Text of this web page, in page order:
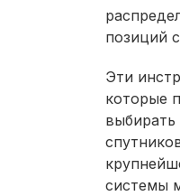
позиций
Эти
которые
выбирать
системы